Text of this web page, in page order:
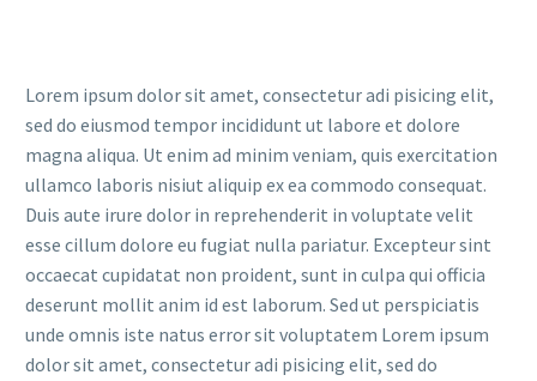
Lorem ipsum dolor sit amet, consectetur adi pisicing elit,
sed do eiusmod tempor incididunt ut labore et dolore
magna aliqua. Ut enim ad minim veniam, quis exercitation
ullamco laboris nisiut aliquip ex ea commodo consequat.
Duis aute irure dolor in reprehenderit in voluptate velit
esse cillum dolore eu fugiat nulla pariatur. Excepteur sint
occaecat cupidatat non proident, sunt in culpa qui officia
deserunt mollit anim id est laborum. Sed ut perspiciatis
unde omnis iste natus error sit voluptatem Lorem ipsum
dolor sit amet, consectetur adi pisicing elit, sed do